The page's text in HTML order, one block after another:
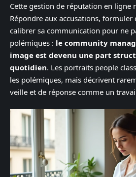
Cette gestion de réputation en ligne
Répondre aux accusations, formuler
calibrer sa communication pour ne
polémiques : le community
image est devenu une part
quotidien. Les portraits people
les polémiques, mais décrivent
veille et de réponse comme un